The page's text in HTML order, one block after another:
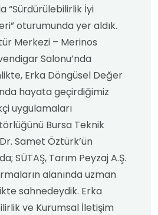
“Sürdürülebilirlik İyi
oturumunda yer aldık.
Merkezi – Merinos
Salonu’nda
Erka Döngüsel Değer
hayata geçirdiğimiz
uygulamaları
Bursa Teknik
Samet Öztürk’ün
SÜTAŞ, Tarım Peyzaj A.Ş.
alanında uzman
sahnedeydik. Erka
ve Kurumsal İletişim